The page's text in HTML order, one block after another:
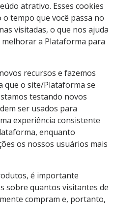
atrativo. Esses cookies
tempo que você passa no
visitadas, o que nos ajuda
a Plataforma para
recursos e fazemos
que o site/Plataforma se
testando novos
ser usados para
experiência consistente
enquanto
os nossos usuários mais
é importante
sobre quantos visitantes de
compram e, portanto,